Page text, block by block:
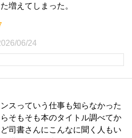
増えてしまった。
06/24
スっていう仕事も知らなかった
そもそも本のタイトル調べてか
司書さんにこんなに聞く人もい